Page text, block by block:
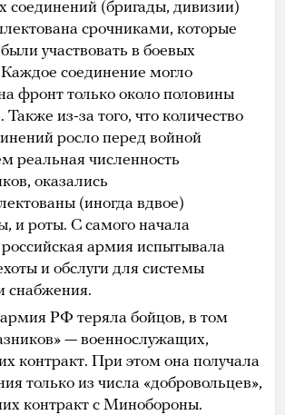
соединений (бригады, дивизии)
срочниками, которые
участвовать в боевых
соединение могло
фронт только около половины
Также из-за того, что количество
росло перед войной
реальная численность
оказались
(иногда вдвое)
и роты. С самого начала
армия испытывала
и обслуги для системы
снабжения.
РФ теряла бойцов, в том
— военнослужащих,
контракт. При этом она получала
только из числа «добровольцев»,
контракт с Минобороны.